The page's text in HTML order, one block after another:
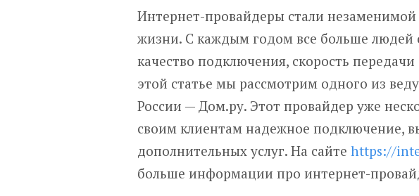
Интернет-провайдеры стали
жизни. С каждым годом все больше
качество подключения, скорость
этой статье мы рассмотрим одного из
России — Дом.ру. Этот провайдер уже
своим клиентам надежное подключение,
дополнительных услуг. На сайте https://
больше информации про интернет-